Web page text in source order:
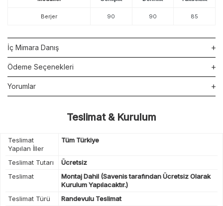
Berjer 90 90 85
İç Mimara Danış
Ödeme Seçenekleri
Yorumlar
Teslimat & Kurulum
Teslimat
Yapılan İller
Tüm Türkiye
Teslimat Tutarı
Ücretsiz
Teslimat
Montaj Dahil (Savenis tarafından Ücretsiz Olarak
Kurulum Yapılacaktır.)
Teslimat Türü
Randevulu Teslimat